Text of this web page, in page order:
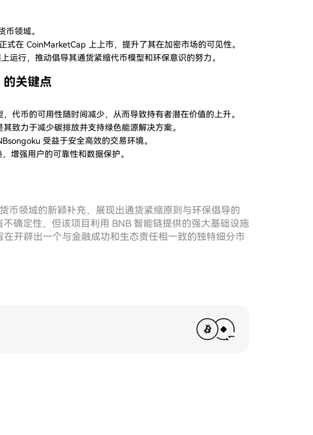
领域。
式在 CoinMarketCap 上上市，提升了其在加密市场的可见性。
运行，推动倡导其通货紧缩代币模型和环保意识的努力。
关键点
代币的可用性随时间减少，从而导致持有者潜在价值的上升。
致力于减少碳排放并支持绿色能源解决方案。
受益于安全高效的交易环境。
增强用户的可靠性和数据保护。
币领域的新颖补充，展现出通货紧缩原则与环保倡导的
确定性，但该项目利用 BNB 智能链提供的强大基础设施
开辟出一个与金融成功和生态责任相一致的独特细分市